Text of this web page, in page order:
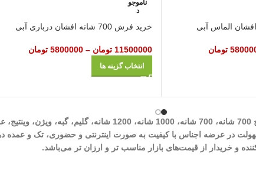
تومان
ناموجو
د
خرید فرش 700 شانه افشان درباری آبی
11500000 تومان –
5800000 تومان
انتخاب گزینه ها
شرکت مهرآوران فیض کاشان در زمینه تولید انواع فرش‌های ماشینی نظیر
فیض کاشان با سابقه درخشان 30 ساله با هدف سهولت در عرضه اجناس با کیفیت به صورت
و خریدار از قیمت‌های بازار مناسب تر و ارزان تر می‌باشد.